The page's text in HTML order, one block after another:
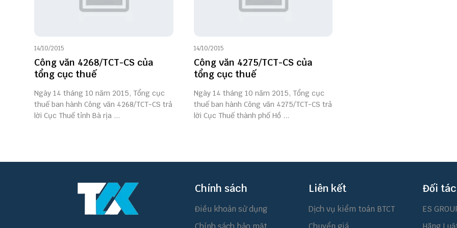
14/10/2015
Công văn 4268/TCT-CS của
tổng cục thuế
Ngày 14 tháng 10 năm 2015, Tổng cục
thuế ban hành Công văn 4268/TCT-CS trả
lời Cục Thuế tỉnh Bà rịa ...
14/10/2015
Công văn 4275/TCT-CS của
tổng cục thuế
Ngày 14 tháng 10 năm 2015, Tổng cục
thuế ban hành Công văn 4275/TCT-CS trả
lời Cục Thuế thành phố Hồ ...
Chính sách
Điều khoản sử dụng
Liên kết
Dịch vụ kiểm toán BTCT
Đối tác
ES